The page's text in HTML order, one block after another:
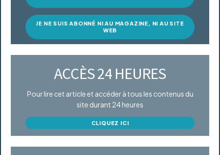
JE NE SUIS ABONNÉ NI AU MAGAZINE, NI AU SITE
WEB
ACCÈS 24 HEURES
Pour lire cet article et accéder à tous les contenus du
site durant 24 heures
CLIQUEZ ICI